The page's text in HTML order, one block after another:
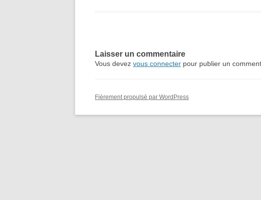
Laisser un commentaire
Vous devez vous connecter pour publier un
Fièrement propulsé par WordPress